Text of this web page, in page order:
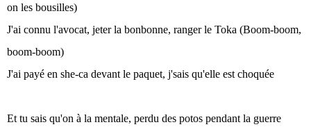
on les bousilles)
J'ai connu l'avocat, jeter la bonbonne, ranger le Toka (Boom-boom,
boom-boom)
J'ai payé en she-ca devant le paquet, j'sais qu'elle est choquée
Et tu sais qu'on à la mentale, perdu des potos pendant la guerre